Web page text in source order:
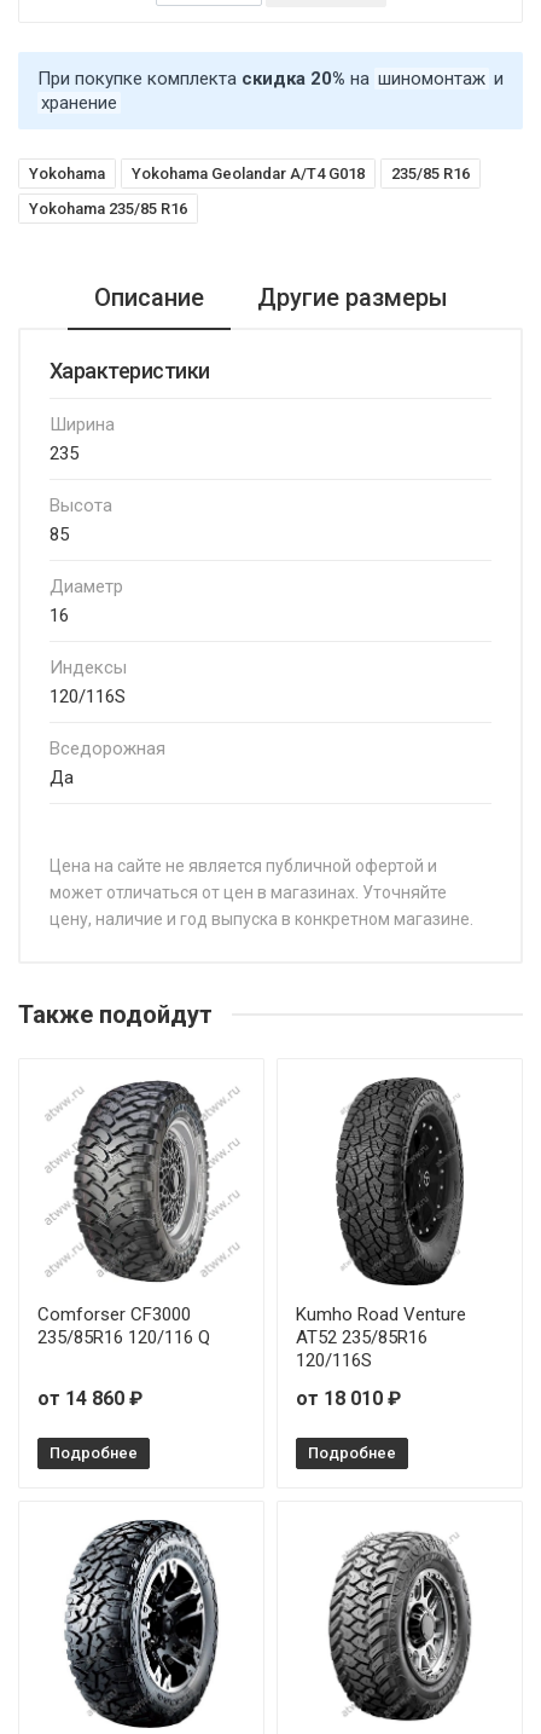
При покупке комплекта скидка 20% на шиномонтаж и
хранение
Yokohama Yokohama Geolandar A/T4 G018
235/85 R16
Yokohama 235/85 R16
Описание Другие размеры
Характеристики
Ширина
235
Высота
85
Диаметр
16
Индексы
120/116S
Вседорожная
Да
Цена на сайте не является публичной офертой и
может отличаться от цен в магазинах. Уточняйте
цену, наличие и год выпуска в конкретном магазине.
Yokohama Geolandar A/T4 G018 215/75R15 106/103S
Yokohama Geolandar A/T4 G018 245/70R17 119/116S
Yokohama Geolandar A/T4 G018 245/75R17 121/118S
Yokohama Geolandar A/T4 G018 265/60R18 119S
Также подойдут
Comforser CF3000
235/85R16 120/116 Q
от 14 860 ₽
Подробнее
Kumho Road Venture
AT52 235/85R16
120/116S
от 18 010 ₽
Подробнее